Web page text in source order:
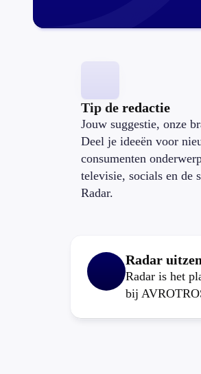
Tip de redactie
Jouw suggestie, onze
Deel je ideeën voor
consumenten
televisie, socials en de
Radar.
Radar
Radar is het
bij